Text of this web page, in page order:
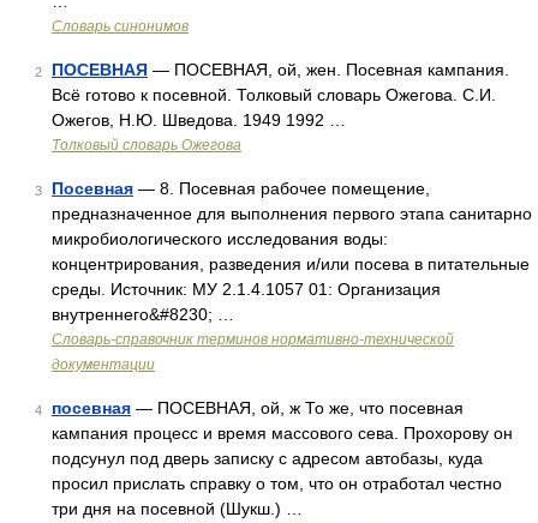
Словарь синонимов
2 ПОСЕВНАЯ — ПОСЕВНАЯ, ой, жен. Посевная кампания.
Всё готово к посевной. Толковый словарь Ожегова. С.И.
Ожегов, Н.Ю. Шведова. 1949 1992 …
Толковый словарь Ожегова
3 Посевная — 8. Посевная рабочее помещение,
предназначенное для выполнения первого этапа санитарно
микробиологического исследования воды:
концентрирования, разведения и/или посева в питательные
среды. Источник: МУ 2.1.4.1057 01: Организация
внутреннего&#8230; …
Словарь-справочник терминов нормативно-технической
документации
4 посевная — ПОСЕВНАЯ, ой, ж То же, что посевная
кампания процесс и время массового сева. Прохорову он
подсунул под дверь записку с адресом автобазы, куда
просил прислать справку о том, что он отработал честно
три дня на посевной (Шукш.) …